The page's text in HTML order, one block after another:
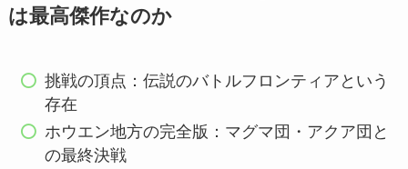
は最高傑作なのか
挑戦の頂点：伝説のバトルフロンティアという
存在
ホウエン地方の完全版：マグマ団・アクア団と
の最終決戦